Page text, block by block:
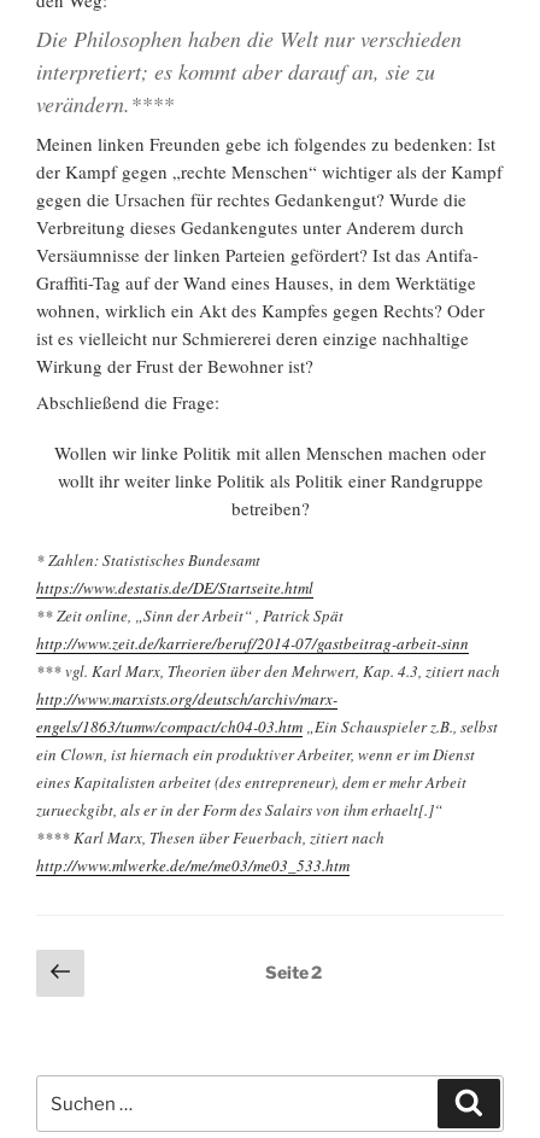
Die Philosophen haben die Welt nur verschieden
interpretiert; es kommt aber darauf an, sie zu
verändern.****
Meinen linken Freunden gebe ich folgendes zu bedenken: Ist
der Kampf gegen „rechte Menschen“ wichtiger als der Kampf
gegen die Ursachen für rechtes Gedankengut? Wurde die
Verbreitung dieses Gedankengutes unter Anderem durch
Versäumnisse der linken Parteien gefördert? Ist das Antifa-
Graffiti-Tag auf der Wand eines Hauses, in dem Werktätige
wohnen, wirklich ein Akt des Kampfes gegen Rechts? Oder
ist es vielleicht nur Schmiererei deren einzige nachhaltige
Wirkung der Frust der Bewohner ist?
Abschließend die Frage:
Wollen wir linke Politik mit allen Menschen machen oder
wollt ihr weiter linke Politik als Politik einer Randgruppe
betreiben?
* Zahlen: Statistisches Bundesamt
https://www.destatis.de/DE/Startseite.html
** Zeit online, „Sinn der Arbeit“, Patrick Spät
http://www.zeit.de/karriere/beruf/2014-07/gastbeitrag-arbeit-sinn
*** vgl. Karl Marx, Theorien über den Mehrwert, Kap. 4.3, zitiert nach
http://www.marxists.org/deutsch/archiv/marx-
engels/1863/tumw/compact/ch04-03.htm „Ein Schauspieler z.B., selbst
ein Clown, ist hiernach ein produktiver Arbeiter, wenn er im Dienst
eines Kapitalisten arbeitet (des entrepreneur), dem er mehr Arbeit
zurueckgibt, als er in der Form des Salairs von ihm erhaelt[.]“
**** Karl Marx, Thesen über Feuerbach, zitiert nach
http://www.mlwerke.de/me/me03/me03_533.htm
Seitennummerierung
der
Vorherige
Seite
Seite2
nach: